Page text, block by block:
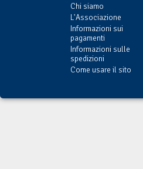
Chi siamo
L'Associazione
Informazioni sui
pagamenti
Informazioni sulle
spedizioni
Come usare il sito